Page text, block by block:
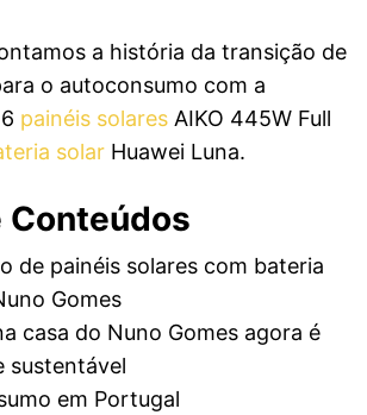
a história da transição de
o autoconsumo com a
painéis solares AIKO 445W Full
solar Huawei Luna.
Conteúdos
de painéis solares com bateria
Gomes
casa do Nuno Gomes agora é
sustentável
em Portugal